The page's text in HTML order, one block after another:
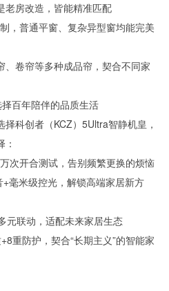
老房改造，皆能精准匹配
，普通平窗、复杂异型窗均能完美
卷帘等多种成品帘，契合不同家
百年陪伴的品质生活
科创者（KCZ）5Ultra智静机皇，
次开合测试，告别频繁更换的烦恼
毫米级控光，解锁高端家居新方
元联动，适配未来家居生态
重防护，契合“长期主义”的智能家